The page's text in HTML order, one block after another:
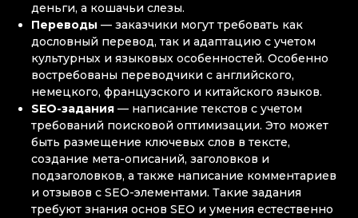
деньги, а кошачьи слезы.
Переводы — заказчики могут требовать как
дословный перевод, так и адаптацию с учетом
культурных и языковых особенностей. Особенно
востребованы переводчики с английского,
немецкого, французского и китайского языков.
SEO-задания — написание текстов с учетом
требований поисковой оптимизации. Это может
быть размещение ключевых слов в тексте,
создание мета-описаний, заголовков и
подзаголовков, а также написание комментариев
и отзывов с SEO-элементами. Такие задания
требуют знания основ SEO и умения естественно